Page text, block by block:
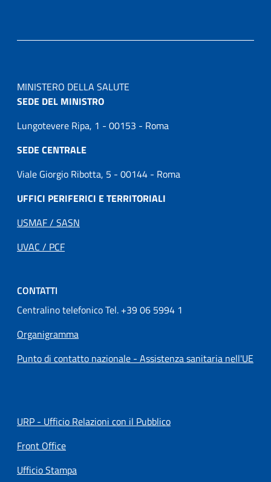
MINISTERO DELLA SALUTE
SEDE DEL MINISTRO
Lungotevere Ripa, 1 - 00153 - Roma
SEDE CENTRALE
Viale Giorgio Ribotta, 5 - 00144 - Roma
UFFICI PERIFERICI E TERRITORIALI
USMAF / SASN
UVAC / PCF
CONTATTI
Centralino telefonico Tel. +39 06 5994 1
Organigramma
Punto di contatto nazionale - Assistenza sanitaria nell'UE
URP - Ufficio Relazioni con il Pubblico
Front Office
Ufficio Stampa